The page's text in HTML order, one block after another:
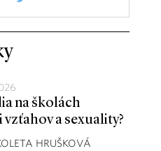
na školách
a sexuality?
HRUŠKOVÁ